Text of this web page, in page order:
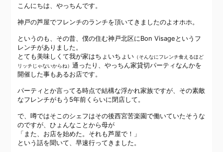
こんにちは、やっちんです。
神戸の芦屋でフレンチのランチを頂いてきましたのよオホホ。
というのも、その昔、僕の住む神戸北区にBon Visageというフ
レンチがありました。
とても美味しくて我が家はちょいちょい（そんなにフレンチ食えるほど
リッチじゃないからね） 通ったり、やっちん家貸切パーティなんかを
開催した事もあるお店です。
パーティとか言ってる時点で結構な浮かれ家族ですが、その素敵
なフレンチがもう5年前くらいに閉店して。
で、噂ではそこのシェフはその後西宮苦楽園で働いていたそうな
のですが、ひょんなことから母が
「また、お店を始めた。それも芦屋で！」
という話を聞いて、早速行ってきました。